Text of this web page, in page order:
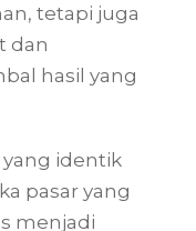
tetapi juga
dan
hasil yang
identik
pasar yang
menjadi